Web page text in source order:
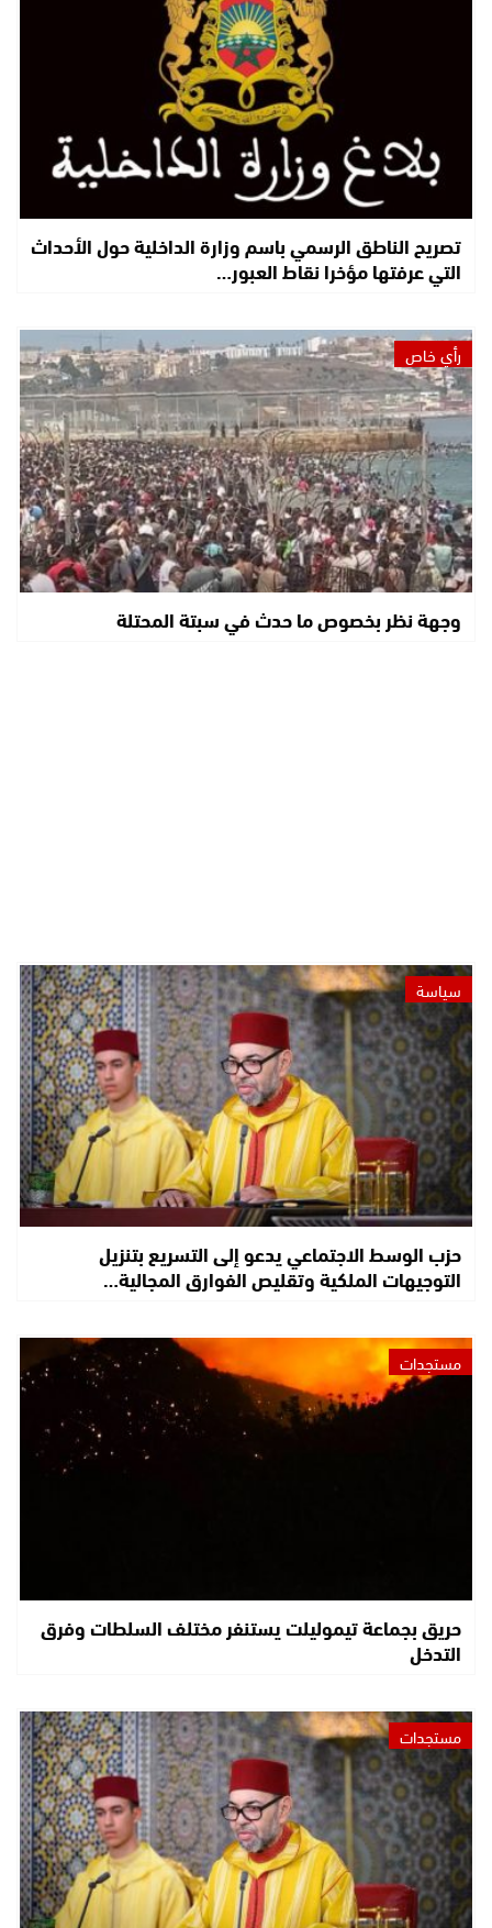
تصريح الناطق الرسمي باسم وزارة الداخلية حول الأحداث
التي عرفتها مؤخرا نقاط العبور…
رأي خاص
وجهة نظر بخصوص ما حدث في سبتة المحتلة
سياسة
حزب الوسط الاجتماعي يدعو إلى التسريع بتنزيل
التوجيهات الملكية وتقليص الفوارق المجالية…
مستجدات
حريق بجماعة تيموليلت يستنفر مختلف السلطات وفرق
التدخل
مستجدات